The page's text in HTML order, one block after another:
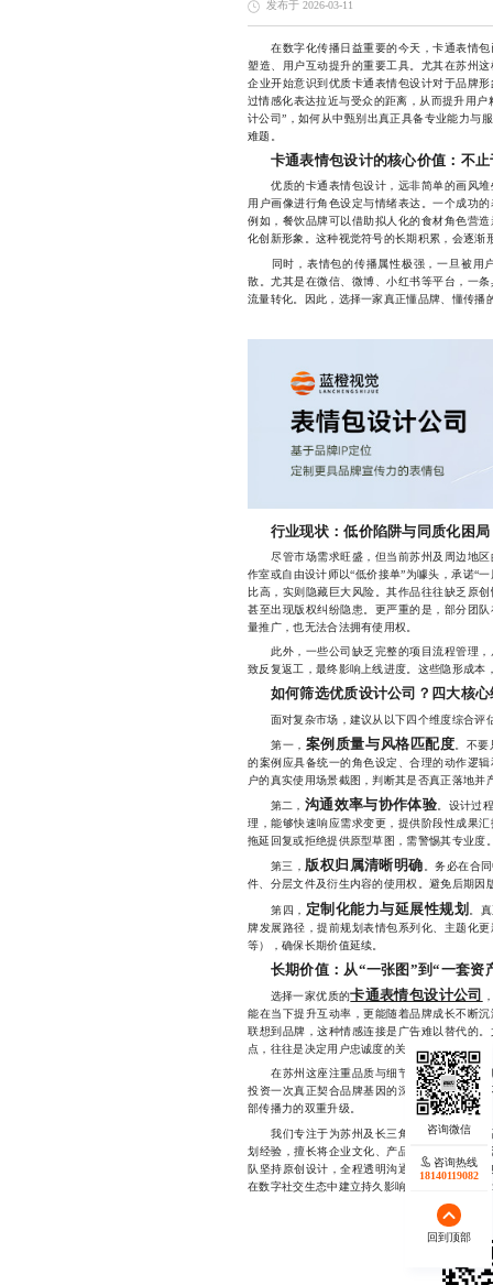
发布于 2026-03-11
在数字化传播日益重要的今天，卡通表情包
塑造、用户互动提升的重要工具。尤其在苏州
企业开始意识到优质卡通表情包设计对于品牌
过情感化表达拉近与受众的距离，从而提升用
计公司”，如何从中甄别出真正具备专业能力与
难题。
卡通表情包设计的核心价值：不
优质的卡通表情包设计，远非简单的画风堆
用户画像进行角色设定与情绪表达。一个成功
例如，餐饮品牌可以借助拟人化的食材角色营
化创新形象。这种视觉符号的长期积累，会逐渐
同时，表情包的传播属性极强，一旦被用
散。尤其是在微信、微博、小红书等平台，一
流量转化。因此，选择一家真正懂品牌、懂传播
行业现状：低价陷阱与同质化困局
尽管市场需求旺盛，但当前苏州及周边地区
作室或自由设计师以“低价接单”为噱头，承诺“
比高，实则隐藏巨大风险。其作品往往缺乏原
甚至出现版权纠纷隐患。更严重的是，部分团
量推广，也无法合法拥有使用权。
此外，一些公司缺乏完整的项目流程管理，
致反复返工，最终影响上线进度。这些隐形成
如何筛选优质设计公司？四大核心
面对复杂市场，建议从以下四个维度综合评
第一， 案例质量与风格匹配度 。不
的案例应具备统一的角色设定、合理的动作逻
户的真实使用场景截图，判断其是否真正落地并
第二， 沟通效率与协作体验 。设计过
理，能够快速响应需求变更，提供阶段性成果
拖延回复或拒绝提供原型草图，需警惕其专业度
第三，版权归属清晰明确。务必在合
件、分层文件及衍生内容的使用权。避免后期因
第四， 定制化能力与延展性规划
。
牌发展路径，提前规划表情包系列化、主题化
等），确保长期价值延续。
长期价值：从“一张图”到“一套资
选择一家优质的卡通表情包设计公司
能在当下提升互动率，更能随着品牌成长不断
联想到品牌，这种情感连接是广告难以替代的
点，往往是决定用户忠诚度的关键因素。
在苏州这座注重品质与细节的城市，企业更
投资一次真正契合品牌基因的深度设计合作。
部传播力的双重升级。
我们专注于为苏州及长三角地区的企业提供
划经验，擅长将企业文化、产品特性与用户心
队坚持原创设计，全程透明沟通，确保版权完
在数字社交生态中建立持久影响力，18140119082
咨询热线
18140119082
回到顶部